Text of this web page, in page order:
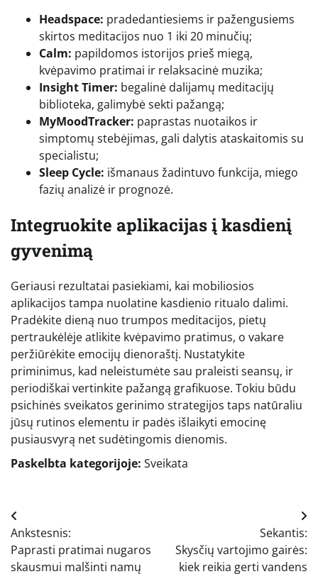
Headspace: pradedantiesiems ir pažengusiems
skirtos meditacijos nuo 1 iki 20 minučių;
Calm: papildomos istorijos prieš miegą,
kvėpavimo pratimai ir relaksacinė muzika;
Insight Timer: begalinė dalijamų meditacijų
biblioteka, galimybė sekti pažangą;
MyMoodTracker: paprastas nuotaikos ir
simptomų stebėjimas, gali dalytis ataskaitomis su
specialistu;
Sleep Cycle: išmanaus žadintuvo funkcija, miego
fazių analizė ir prognozė.
Integruokite aplikacijas į kasdienį
gyvenimą
Geriausi rezultatai pasiekiami, kai mobiliosios
aplikacijos tampa nuolatine kasdienio ritualo dalimi.
Pradėkite dieną nuo trumpos meditacijos, pietų
pertraukėlėje atlikite kvėpavimo pratimus, o vakare
peržiūrėkite emocijų dienoraštį. Nustatykite
priminimus, kad neleistumėte sau praleisti seansų, ir
periodiškai vertinkite pažangą grafikuose. Tokiu būdu
psichinės sveikatos gerinimo strategijos taps natūraliu
jūsų rutinos elementu ir padės išlaikyti emocinę
pusiausvyrą net sudėtingomis dienomis.
Paskelbta kategorijoje: Sveikata
Navigacija
tarp
Ankstesnis:
Paprasti pratimai nugaros
skausmui malšinti namų
Sekantis:
Skysčių vartojimo gairės:
kiek reikia gerti vandens